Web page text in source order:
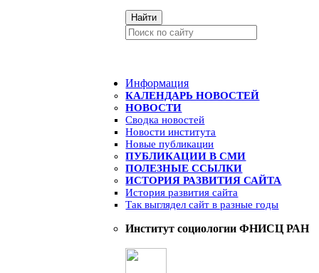
Найти
Информация
КАЛЕНДАРЬ НОВОСТЕЙ
НОВОСТИ
Сводка новостей
Новости института
Новые публикации
ПУБЛИКАЦИИ В СМИ
ПОЛЕЗНЫЕ ССЫЛКИ
ИСТОРИЯ РАЗВИТИЯ САЙТА
История развития сайта
Так выглядел сайт в разные годы
Институт социологии ФНИСЦ РАН